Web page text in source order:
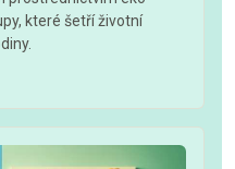
které šetří životní